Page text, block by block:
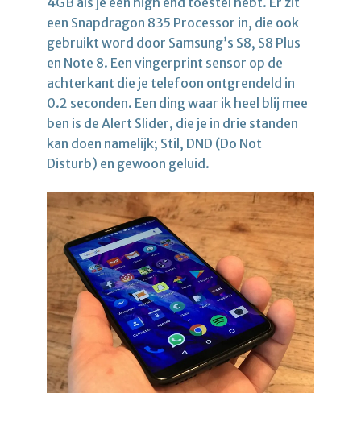
een Snapdragon 835 Processor in, die ook
gebruikt word door Samsung’s S8, S8 Plus
en Note 8. Een vingerprint sensor op de
achterkant die je telefoon ontgrendeld in
0.2 seconden. Een ding waar ik heel blij mee
ben is de Alert Slider, die je in drie standen
kan doen namelijk; Stil, DND (Do Not
Disturb) en gewoon geluid.